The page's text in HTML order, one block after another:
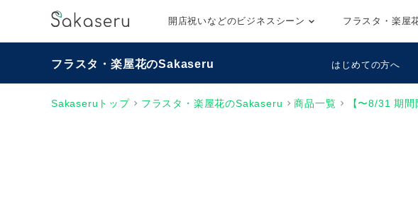
開店祝いなどのビジネスシーン フラスタ・楽屋
フラスタ・楽屋花のSakaseru はじめての方へ
Sakaseruトップ フラスタ・楽屋花のSakaseru 商品一覧 【〜8/31 期